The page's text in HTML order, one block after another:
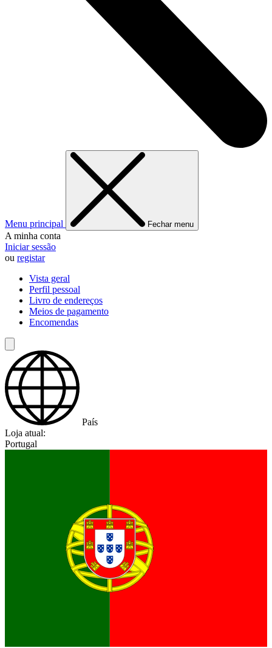
Menu principal Fechar menu
A minha conta
Iniciar sessão
ou registar
Vista geral
Perfil pessoal
Livro de endereços
Meios de pagamento
Encomendas
País
Loja atual:
Portugal